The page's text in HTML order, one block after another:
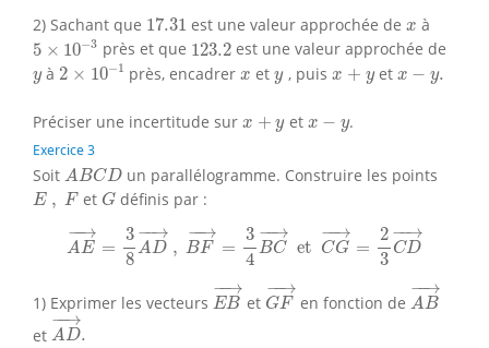
2) Sachant que 17.31
17.31est une valeur approchée de x
x à
5 × 10−3
5×10−3 près et que 123.2
123.2est une valeur approchée de
y
yà 2 × 10−1
2× 10−1 près, encadrerx
x ety
y , puisx + y
x +y et x − y.
x−y .
Préciser une incertitude sur x + y
x +y et x − y
x−y .
Exercice 3
Soit ABCD
A BCD un parallélogramme. Construire les points
E , F
E, et G
Gdéfinis par :
−
−→
AE =
3
8
−
−→
AD ,
−
−→
BF =
3
4
−
−→
BC et
−
−→
CG =
2
3
−
−→
CD
AE→ 38AD→ BF→ 34BC etC →=23C
1) Exprimer les vecteurs
−
−→
EB
EB→
et
−
−→
GF
GF→
en fonction de
−
−→
AB
AB→
et
−
−→
AD.
AD→.